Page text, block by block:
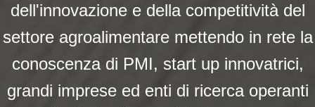
dell'innovazione e della competitività del
settore agroalimentare mettendo in rete la
conoscenza di PMI, start up innovatrici,
grandi imprese ed enti di ricerca operanti